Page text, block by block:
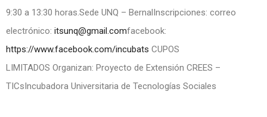
9:30 a 13:30 horas.​Sede UNQ – Bernal​Inscripciones: correo
electrónico: itsunq@gmail.comfacebook:
https://www.facebook.com/incubats CUPOS
LIMITADOS Organizan: Proyecto de Extensión CREES –
TICsIncubadora Universitaria de Tecnologías Sociales